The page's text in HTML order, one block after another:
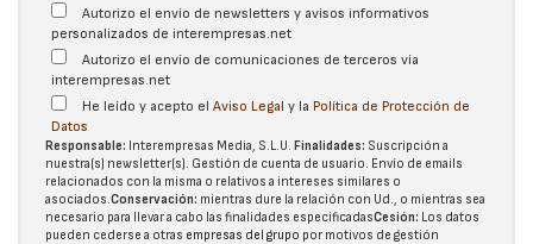
Autorizo el envío de newsletters y avisos informativos
personalizados de interempresas.net
Autorizo el envío de comunicaciones de terceros vía
interempresas.net
He leído y acepto el Aviso Legal y la Política de Protección de
Datos
Responsable: Interempresas Media, S.L.U. Finalidades: Suscripción a
nuestra(s) newsletter(s). Gestión de cuenta de usuario. Envío de emails
relacionados con la misma o relativos a intereses similares o
asociados.Conservación: mientras dure la relación con Ud., o mientras sea
necesario para llevar a cabo las finalidades especificadasCesión: Los datos
pueden cederse a otras empresas del grupo por motivos de gestión